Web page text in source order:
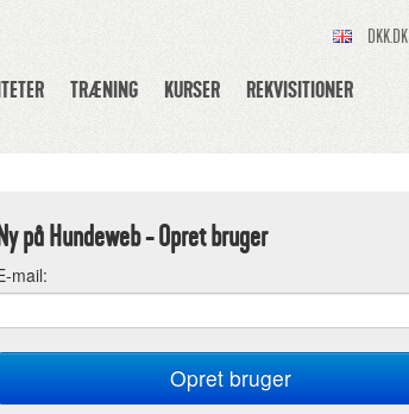
DKK.DK
TRÆNING KURSER REKVISITIONER
på Hundeweb - Opret bruger
-mail: